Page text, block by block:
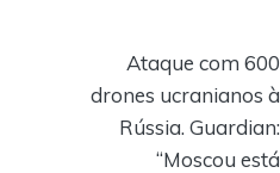
Ataque com 600
drones ucranianos à
Rússia. Guardian:
“Moscou está